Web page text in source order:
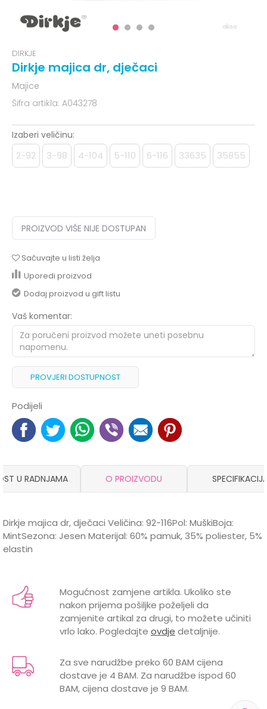
DIRKJE
Dirkje majica dr, dječaci
Majice
Šifra artikla: A043278
Izaberi veličinu:
2-92 3-98 4-104 5-110 6-116 33635 35855
PROIZVOD VIŠE NIJE DOSTUPAN
Sačuvajte u listi želja
Uporedi proizvod
Dodaj proizvod u gift listu
Vaš komentar:
PROVJERI DOSTUPNOST
Podijeli
U RADNJAMA O PROIZVODU
Dirkje majica dr, dječaci Veličina: 92-116Pol: MuškiBoja:
MintSezona: Jesen Materijal: 60% pamuk, 35% poliester, 5%
elastin
Kategorija
Majice
Brend
DIRKJE
Email
Mogućnost zamjene artikla. Ukoliko ste
nakon prijema pošiljke poželjeli da
zamjenite artikal za drugi, to možete učiniti
vrlo lako. Pogledajte ovdje detaljnije.
Za sve narudžbe preko 60 BAM cijena
dostave je 4 BAM. Za narudžbe ispod 60
BAM, cijena dostave je 9 BAM.